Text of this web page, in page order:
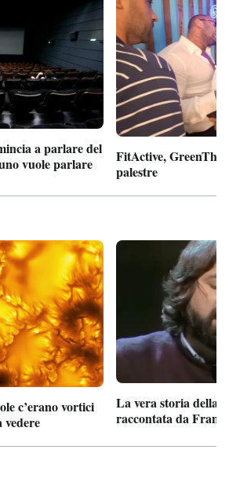
a parlare del
vuole parlare
FitActive,
palestre
c’erano vortici
vedere
La vera storia della
raccontata da